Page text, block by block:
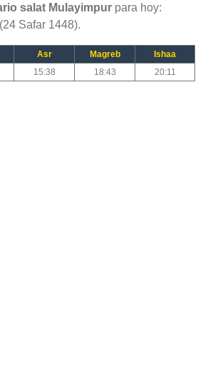
salat Mulayimpur para hoy:
Safar 1448).
Asr Magreb
Ishaa
15:38 18:43 20:11